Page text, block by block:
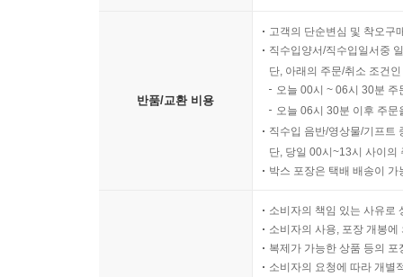
반품/교환 비용
고객의 단순변심 및 착오구
직수입양서/직수입일서중
단, 아래의 주문/취소 조건
오늘 00시 ~ 06시 30분
오늘 06시 30분 이후 주
직수입 음반/영상물/기프트
단, 당일 00시~13시 사이의
박스 포장은 택배 배송이
소비자의 책임 있는 사유로
소비자의 사용, 포장 개봉
복제가 가능한 상품 등의
소비자의 요청에 따라 개별